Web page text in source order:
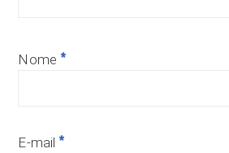
Nome *
E-mail *